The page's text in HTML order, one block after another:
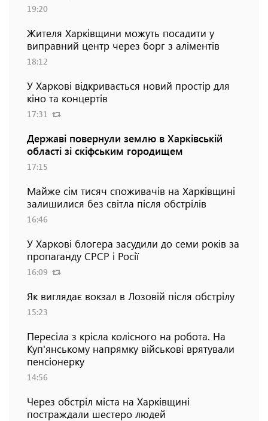
19:20
Жителя Харківщини можуть посадити у
виправний центр через борг з аліментів
18:12
У Харкові відкривається новий простір для
кіно та концертів
17:31
Державі повернули землю в Харківській
області зі скіфським городищем
17:15
Майже сім тисяч споживачів на Харківщині
залишилися без світла після обстрілів
16:46
У Харкові блогера засудили до семи років за
пропаганду СРСР і Росії
16:09
Як виглядає вокзал в Лозовій після обстрілу
15:23
Пересіла з крісла колісного на робота. На
Куп'янському напрямку військові врятували
пенсіонерку
14:56
Через обстріл міста на Харківщині
постраждали шестеро людей